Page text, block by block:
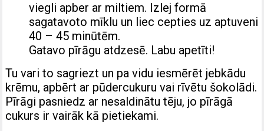
viegli apber ar miltiem. Izlej formā
sagatavoto mīklu un liec cepties uz aptuveni
40 – 45 minūtēm.
Gatavo pīrāgu atdzesē. Labu apetīti!
Tu vari to sagriezt un pa vidu iesmērēt jebkādu
krēmu, apbērt ar pūdercukuru vai rīvētu šokolādi.
Pīrāgi pasniedz ar nesaldinātu tēju, jo pīrāgā
cukurs ir vairāk kā pietiekami.